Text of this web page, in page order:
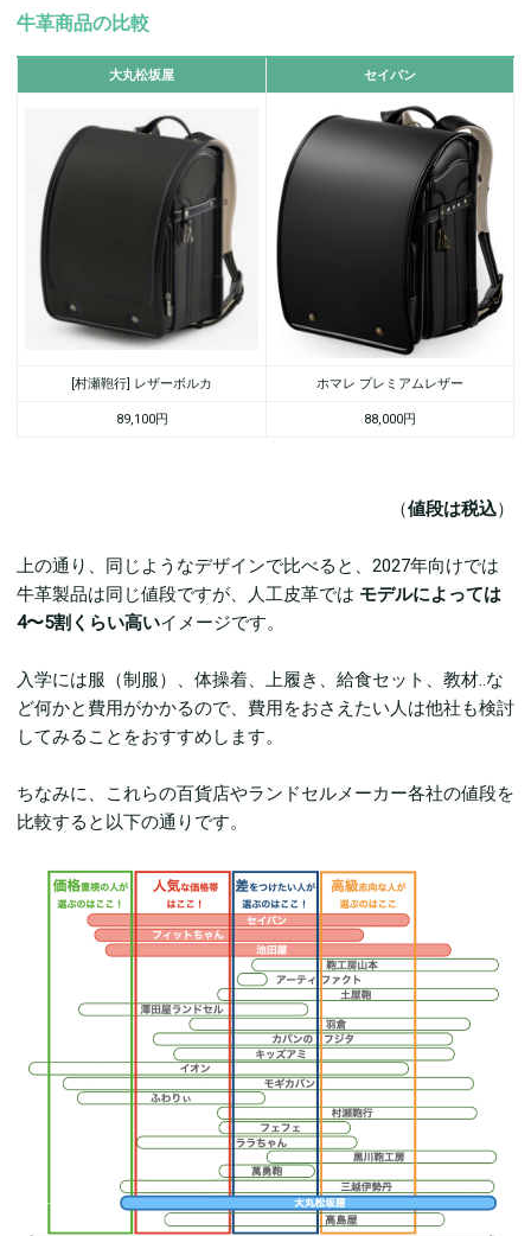
牛革商品の比較
大丸松坂屋 セイバン
[村瀬鞄行] レザーボルカ ホマレ プレミアムレザー
89,100円 88,000円
（値段は税込）
上の通り、同じようなデザインで比べると、2027年向けでは
牛革製品は同じ値段ですが、人工皮革では モデルによっては
4〜5割くらい高いイメージです。
入学には服（制服）、体操着、上履き、給食セット、教材..な
ど何かと費用がかかるので、費用をおさえたい人は他社も検討
してみることをおすすめします。
ちなみに、これらの百貨店やランドセルメーカー各社の値段を
比較すると以下の通りです。